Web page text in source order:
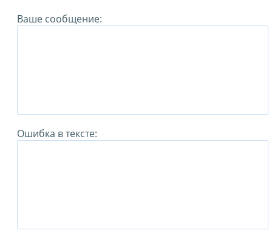
Ваше сообщение:
Ошибка в тексте: